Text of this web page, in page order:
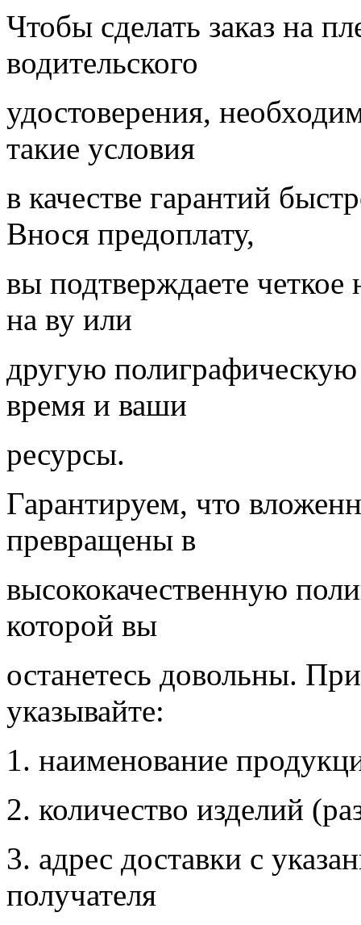
Чтобы сделать заказ на
водительского
удостоверения,
такие условия
в качестве гарантий
Внося предоплату,
вы подтверждаете
на ву или
другую
время и ваши
ресурсы.
Гарантируем, что
превращены в
высококачественную
которой вы
останетесь довольны.
указывайте:
1. наименование
2. количество изделий
3. адрес доставки с
получателя